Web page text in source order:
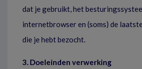
dat je gebruikt, het
internetbrowser en (soms) de
die je hebt bezocht.
3. Doeleinden verwerking